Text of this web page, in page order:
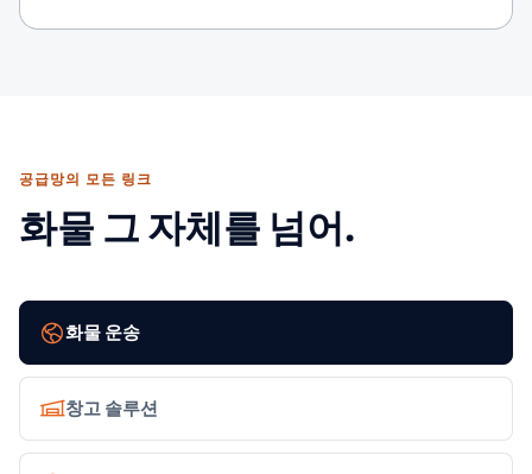
공급망의 모든 링크
화물 그 자체를 넘어.
화물 운송
창고 솔루션